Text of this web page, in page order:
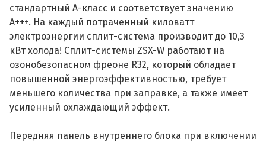
стандартный А-класс и соответствует значению
А+++. На каждый потраченный киловатт
электроэнергии сплит-система производит до 10,3
кВт холода! Сплит-системы ZSX-W работают на
озонобезопасном фреоне R32, который обладает
повышенной энергоэффективностью, требует
меньшего количества при заправке, а также имеет
усиленный охлаждающий эффект.
Передняя панель внутреннего блока при включении